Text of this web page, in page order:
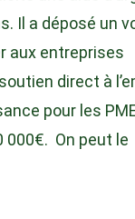
Il a déposé un
aux entreprises
direct à
pour les
000€. On peut le